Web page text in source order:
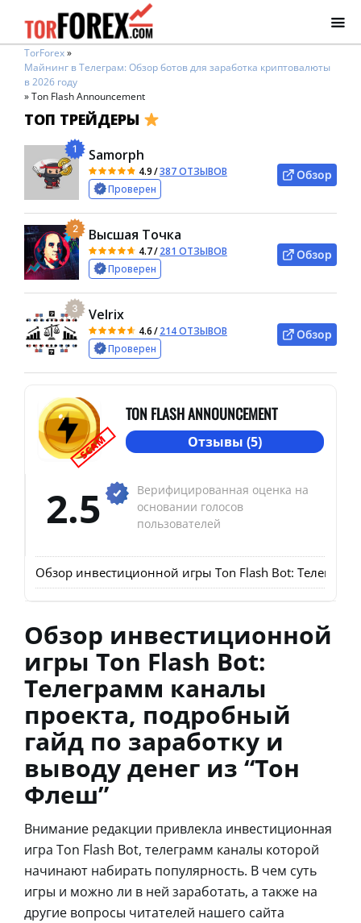
TorForex»
Майнинг в Телеграм: Обзор ботов для заработка криптовалюты
в 2026 году
»Ton Flash Announcement
ТОП ТРЕЙДЕРЫ
1 Samorph
4.9/387 ОТЗЫВОВ
Проверен
Обзор
2 Высшая Точка
4.7/281 ОТЗЫВОВ
Проверен
Обзор
3 Velrix
4.6/214 ОТЗЫВОВ
Проверен
Обзор
SCAM
TON FLASH ANNOUNCEMENT
Отзывы (5)
2.5
Верифицированная оценка на
основании голосов
пользователей
Обзор инвестиционной игры Ton Flash Bot:
Обзор инвестиционной
игры Ton Flash Bot:
Телеграмм каналы
проекта, подробный
гайд по заработку и
выводу денег из “Тон
Флеш”
Внимание редакции привлекла инвестиционная
игра Ton Flash Bot, телеграмм каналы которой
начинают набирать популярность. В чем суть
игры и можно ли в ней заработать, а также на
другие вопросы читателей нашего сайта